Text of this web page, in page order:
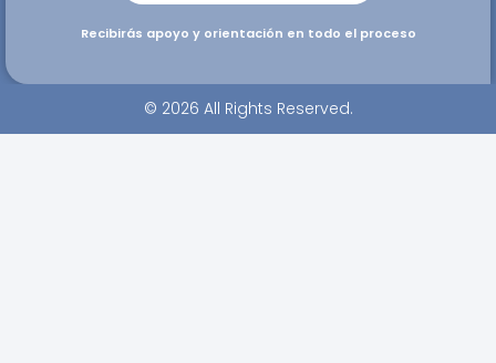
Recibirás apoyo y orientación en todo el proceso
© 2026 All Rights Reserved.